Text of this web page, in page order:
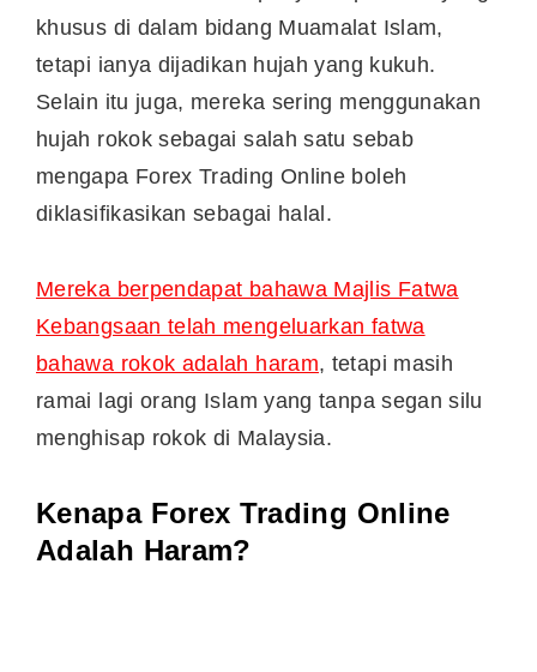
khusus di dalam bidang Muamalat Islam,
tetapi ianya dijadikan hujah yang kukuh.
Selain itu juga, mereka sering menggunakan
hujah rokok sebagai salah satu sebab
mengapa Forex Trading Online boleh
diklasifikasikan sebagai halal.
Mereka berpendapat bahawa Majlis Fatwa
Kebangsaan telah mengeluarkan fatwa
bahawa rokok adalah haram, tetapi masih
ramai lagi orang Islam yang tanpa segan silu
menghisap rokok di Malaysia.
Kenapa Forex Trading Online
Adalah Haram?